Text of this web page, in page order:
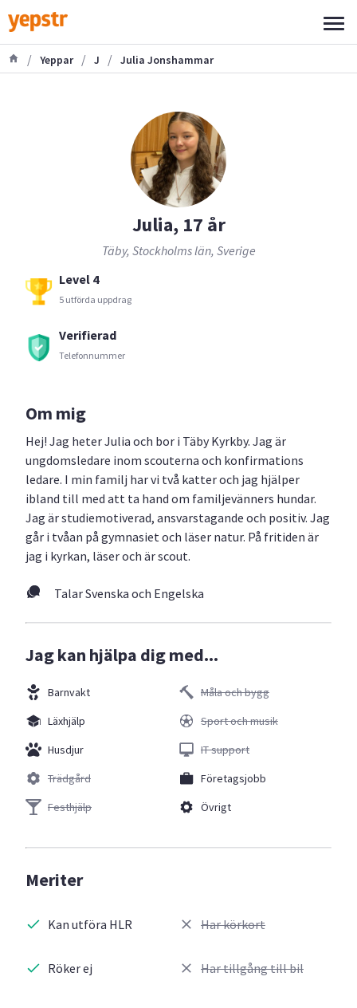
/ Yeppar / J / Julia Jonshammar
Julia, 17 år
Täby, Stockholms län, Sverige
Level 4
5 utförda uppdrag
Verifierad
Telefonnummer
Om mig
Hej! Jag heter Julia och bor i Täby Kyrkby. Jag är
ungdomsledare inom scouterna och konfirmations
ledare. I min familj har vi två katter och jag hjälper
ibland till med att ta hand om familjevänners hundar.
Jag är studiemotiverad, ansvarstagande och positiv. Jag
går i tvåan på gymnasiet och läser natur. På fritiden är
jag i kyrkan, läser och är scout.
Talar Svenska och Engelska
Jag kan hjälpa dig med...
Barnvakt
Läxhjälp
Husdjur
Trädgård
Festhjälp
Måla och bygg
Sport och musik
IT support
Företagsjobb
Övrigt
Meriter
Kan utföra HLR
Röker ej
Har körkort
Har tillgång till bil